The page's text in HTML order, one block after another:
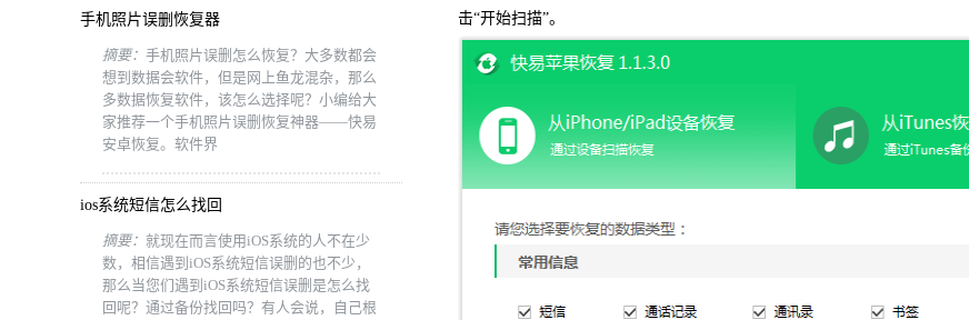
手机照片误删恢复器
摘要： 手机照片误删怎么恢复？大多数都会
想到数据会软件，但是网上鱼龙混杂，那么
多数据恢复软件，该怎么选择呢？小编给大
家推荐一个手机照片误删恢复神器——快易
安卓恢复。软件界
ios系统短信怎么找回
摘要： 就现在而言使用iOS系统的人不在少
数，相信遇到iOS系统短信误删的也不少，
那么当您们遇到iOS系统短信误删是怎么找
回呢？通过备份找回吗？有人会说，自己根
击“开始扫描”。